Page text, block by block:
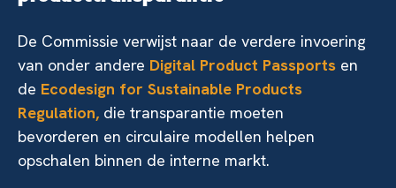
De Commissie verwijst naar de verdere invoering
van onder andere Digital Product Passports en
de Ecodesign for Sustainable Products
Regulation, die transparantie moeten
bevorderen en circulaire modellen helpen
opschalen binnen de interne markt.